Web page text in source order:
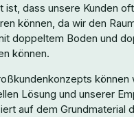
dass unsere Kunden
können, da wir den
doppeltem Boden und
können.
können
Lösung und unserer
auf dem Grundmaterial